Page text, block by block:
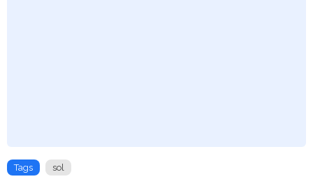
Tags sol